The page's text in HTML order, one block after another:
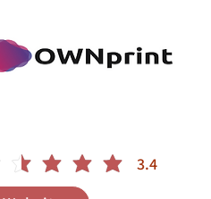
3.4
הדירוג הממוצא הוא 3.4 מתוך 5